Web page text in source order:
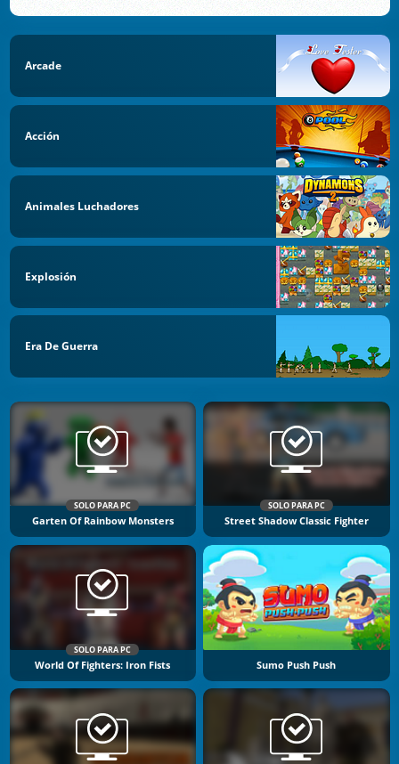
Arcade
Acción
Animales Luchadores
Explosión
Era De Guerra
SOLO PARA PC
Garten Of Rainbow Monsters
SOLO PARA PC
Street Shadow Classic Fighter
SOLO PARA PC
World Of Fighters: Iron Fists Sumo Push Push